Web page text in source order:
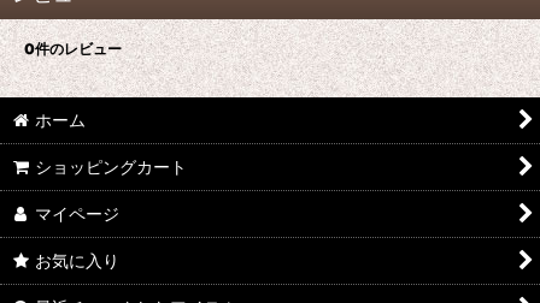
0件のレビュー
ホーム
ショッピングカート
マイページ
お気に入り